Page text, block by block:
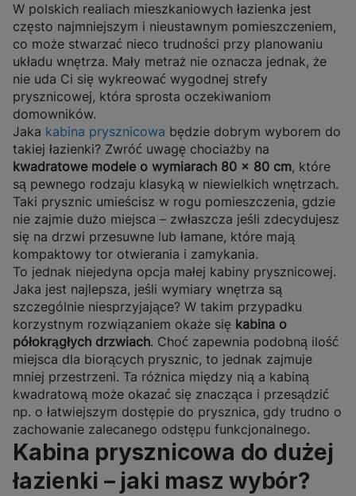
W polskich realiach mieszkaniowych łazienka jest
często najmniejszym i nieustawnym pomieszczeniem,
co może stwarzać nieco trudności przy planowaniu
układu wnętrza. Mały metraż nie oznacza jednak, że
nie uda Ci się wykreować wygodnej strefy
prysznicowej, która sprosta oczekiwaniom
domowników.
Jaka kabina prysznicowa będzie dobrym wyborem do
takiej łazienki? Zwróć uwagę chociażby na
kwadratowe modele o wymiarach 80 × 80 cm, które
są pewnego rodzaju klasyką w niewielkich wnętrzach.
Taki prysznic umieścisz w rogu pomieszczenia, gdzie
nie zajmie dużo miejsca – zwłaszcza jeśli zdecydujesz
się na drzwi przesuwne lub łamane, które mają
kompaktowy tor otwierania i zamykania.
To jednak niejedyna opcja małej kabiny prysznicowej.
Jaka jest najlepsza, jeśli wymiary wnętrza są
szczególnie niesprzyjające? W takim przypadku
korzystnym rozwiązaniem okaże się kabina o
półokrągłych drzwiach. Choć zapewnia podobną ilość
miejsca dla biorących prysznic, to jednak zajmuje
mniej przestrzeni. Ta różnica między nią a kabiną
kwadratową może okazać się znacząca i przesądzić
np. o łatwiejszym dostępie do prysznica, gdy trudno o
zachowanie zalecanego odstępu funkcjonalnego.
Kabina prysznicowa do dużej
łazienki – jaki masz wybór?